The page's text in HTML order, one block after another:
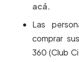
acá.
Las
comprar
360 (Club